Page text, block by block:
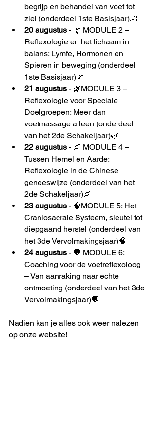
begrijp en behandel van voet tot
ziel (onderdeel 1ste Basisjaar)🦶
20 augustus - 🌿 MODULE 2 –
Reflexologie en het lichaam in
balans: Lymfe, Hormonen en
Spieren in beweging (onderdeel
1ste Basisjaar)🌿
21 augustus - 🌿MODULE 3 –
Reflexologie voor Speciale
Doelgroepen: Meer dan
voetmassage alleen (onderdeel
van het 2de Schakeljaar)🌿
22 augustus - 🌌 MODULE 4 –
Tussen Hemel en Aarde:
Reflexologie in de Chinese
geneeswijze (onderdeel van het
2de Schakeljaar)🌌
23 augustus - 🧠MODULE 5: Het
Craniosacrale Systeem, sleutel tot
diepgaand herstel (onderdeel van
het 3de Vervolmakingsjaar)🧠
24 augustus - 💬 MODULE 6:
Coaching voor de voetreflexoloog
– Van aanraking naar echte
ontmoeting (onderdeel van het 3de
Vervolmakingsjaar)💬
Nadien kan je alles ook weer nalezen
op onze website!